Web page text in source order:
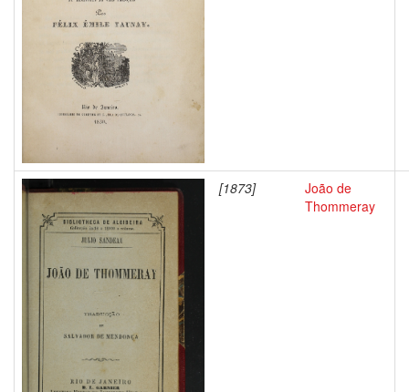
[1873]
João de
Thommeray